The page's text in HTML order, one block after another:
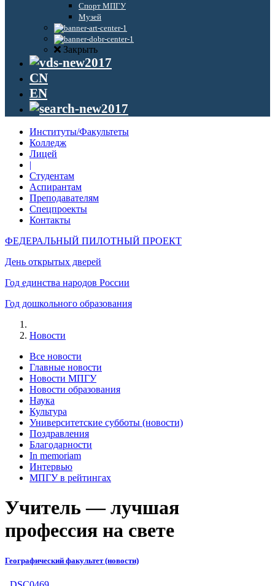
Спорт МПГУ
Музей
Закрыть
CN
EN
Институты/Факультеты
Колледж
Лицей
|
Студентам
Аспирантам
Преподавателям
Спецпроекты
Контакты
ФЕДЕРАЛЬНЫЙ ПИЛОТНЫЙ ПРОЕКТ
День открытых дверей
Год единства народов России
Год дошкольного образования
Новости
Все новости
Главные новости
Новости МПГУ
Новости образования
Наука
Культура
Университетские субботы (новости)
Поздравления
Благодарности
In memoriam
Интервью
МПГУ в рейтингах
Учитель — лучшая
профессия на свете
Географический факультет (новости)